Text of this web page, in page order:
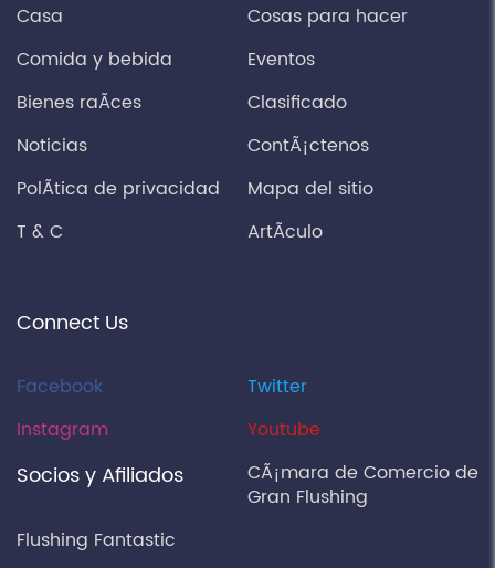
Casa
Cosas para hacer
Comida y bebida
Eventos
Bienes raÃ­ces
Clasificado
Noticias
ContÃ¡ctenos
PolÃ­tica de privacidad
Mapa del sitio
T & C
ArtÃ­culo
Connect Us
Facebook
Twitter
Instagram
Youtube
Socios y Afiliados
CÃ¡mara de Comercio de
Gran Flushing
Flushing Fantastic